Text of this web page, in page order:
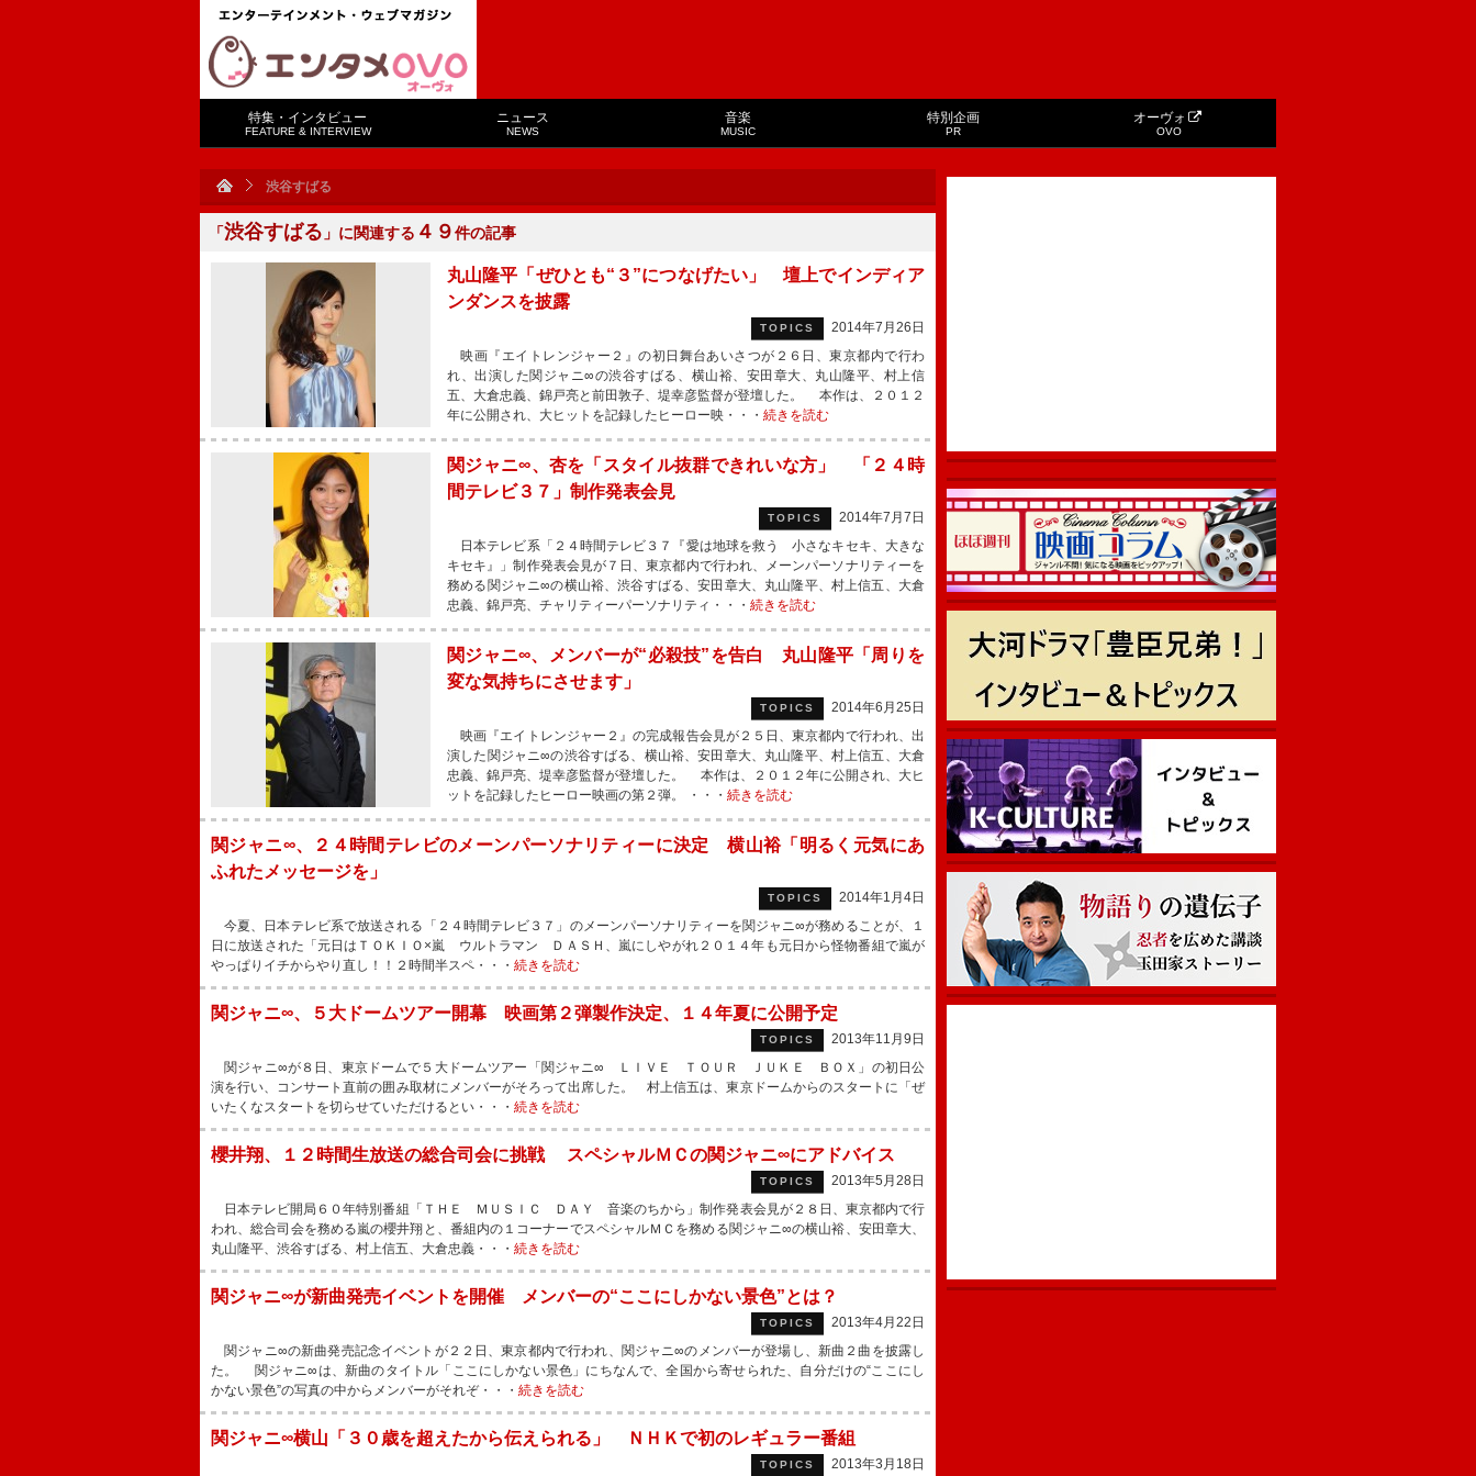
特集・インタビュー
FEATURE & INTERVIEW
ニュース
NEWS
音楽
MUSIC
特別企画
PR
オーヴォ
OVO
渋谷すばる
「渋谷すばる 」に関連する ４９件の記事
丸山隆平「ぜひとも“３”につなげたい」 壇上でインディア
ンダンスを披露
TOPICS
2014年7月26日
映画『エイトレンジャー２』の初日舞台あいさつが２６日、東京都内で行わ
れ、出演した関ジャニ∞の渋谷すばる、横山裕、安田章大、丸山隆平、村上信
五、大倉忠義、錦戸亮と前田敦子、堤幸彦監督が登壇した。 本作は、２０１２
年に公開され、大ヒットを記録したヒーロー映・・・ 続きを読む
関ジャニ∞、杏を「スタイル抜群できれいな方」 「２４時
間テレビ３７」制作発表会見
TOPICS
2014年7月7日
日本テレビ系「２４時間テレビ３７『愛は地球を救う 小さなキセキ、大きな
キセキ』」制作発表会見が７日、東京都内で行われ、メーンパーソナリティーを
務める関ジャニ∞の横山裕、渋谷すばる、安田章大、丸山隆平、村上信五、大倉
忠義、錦戸亮、チャリティーパーソナリティ・・・ 続きを読む
関ジャニ∞、メンバーが“必殺技”を告白 丸山隆平「周りを
変な気持ちにさせます」
TOPICS
2014年6月25日
映画『エイトレンジャー２』の完成報告会見が２５日、東京都内で行われ、出
演した関ジャニ∞の渋谷すばる、横山裕、安田章大、丸山隆平、村上信五、大倉
忠義、錦戸亮、堤幸彦監督が登壇した。 本作は、２０１２年に公開され、大ヒ
ットを記録したヒーロー映画の第２弾。 ・・・ 続きを読む
関ジャニ∞、２４時間テレビのメーンパーソナリティーに決定 横山裕「明るく元気にあ
ふれたメッセージを」
TOPICS
2014年1月4日
今夏、日本テレビ系で放送される「２４時間テレビ３７」のメーンパーソナリティーを関ジャニ∞が務めることが、１
日に放送された「元日はＴＯＫＩＯ×嵐 ウルトラマン ＤＡＳＨ、嵐にしやがれ２０１４年も元日から怪物番組で嵐が
やっぱりイチからやり直し！！２時間半スペ・・・ 続きを読む
関ジャニ∞、５大ドームツアー開幕 映画第２弾製作決定、１４年夏に公開予定
TOPICS
2013年11月9日
関ジャニ∞が８日、東京ドームで５大ドームツアー「関ジャニ∞ ＬＩＶＥ ＴＯＵＲ ＪＵＫＥ ＢＯＸ」の初日公
演を行い、コンサート直前の囲み取材にメンバーがそろって出席した。 村上信五は、東京ドームからのスタートに「ぜ
いたくなスタートを切らせていただけるとい・・・ 続きを読む
櫻井翔、１２時間生放送の総合司会に挑戦 スペシャルＭＣの関ジャニ∞にアドバイス
TOPICS
2013年5月28日
日本テレビ開局６０年特別番組「ＴＨＥ ＭＵＳＩＣ ＤＡＹ 音楽のちから」制作発表会見が２８日、東京都内で行
われ、総合司会を務める嵐の櫻井翔と、番組内の１コーナーでスペシャルＭＣを務める関ジャニ∞の横山裕、安田章大、
丸山隆平、渋谷すばる、村上信五、大倉忠義・・・ 続きを読む
関ジャニ∞が新曲発売イベントを開催 メンバーの“ここにしかない景色”とは？
TOPICS
2013年4月22日
関ジャニ∞の新曲発売記念イベントが２２日、東京都内で行われ、関ジャニ∞のメンバーが登場し、新曲２曲を披露し
た。 関ジャニ∞は、新曲のタイトル「ここにしかない景色」にちなんで、全国から寄せられた、自分だけの“ここにし
かない景色”の写真の中からメンバーがそれぞ・・・ 続きを読む
関ジャニ∞横山「３０歳を超えたから伝えられる」 ＮＨＫで初のレギュラー番組
TOPICS 2013年3月18日